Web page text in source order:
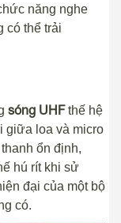
năng nghe
có thể trải
sóng UHFthế hệ
giữa loa và micro
ổn định,
hú rít khi sử
đại của một bộ
có.